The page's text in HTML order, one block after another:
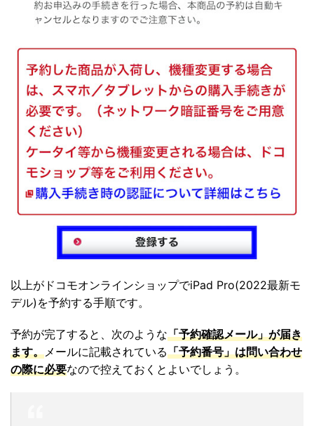
以上がドコモオンラインショップでiPad Pro(2022最新モ
デル)を予約する手順です。
予約が完了すると、次のような「予約確認メール」が届き
ます。 メールに記載されている「予約番号」は問い合わせ
の際に必要なので控えておくとよいでしょう。